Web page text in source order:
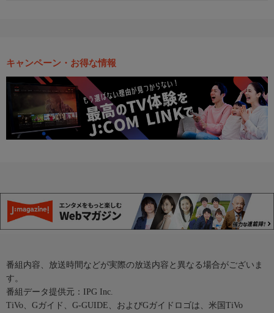
キャンペーン・お得な情報
番組内容、放送時間などが実際の放送内容と異なる場合がございま
す。
番組データ提供元：IPG Inc.
TiVo、Gガイド、G-GUIDE、およびGガイドロゴは、米国TiVo